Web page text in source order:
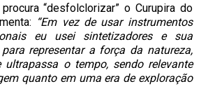
“desfolclorizar” o Curupira do
“Em vez de usar instrumentos
eu usei sintetizadores e sua
representar a força da natureza,
ultrapassa o tempo, sendo relevante
quanto em uma era de exploração